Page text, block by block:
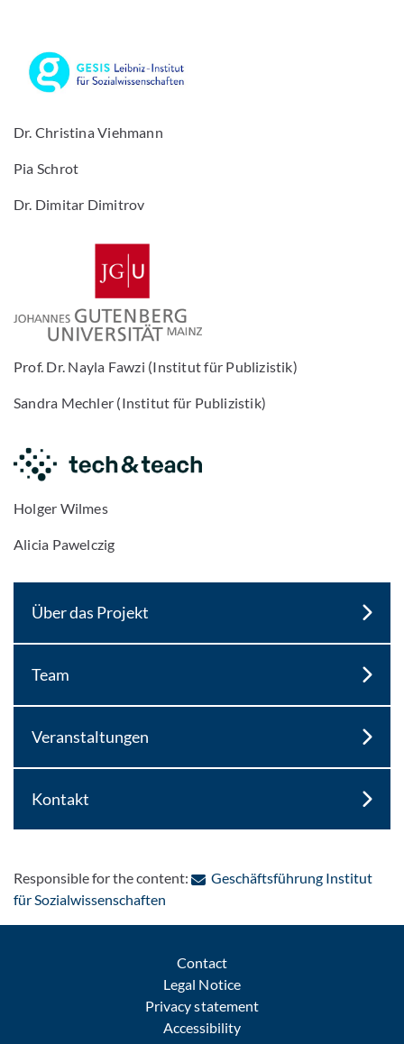
Dr. Christina Viehmann
Pia Schrot
Dr. Dimitar Dimitrov
Prof. Dr. Nayla Fawzi (Institut für Publizistik)
Sandra Mechler (Institut für Publizistik)
Holger Wilmes
Alicia Pawelczig
Über das Projekt
Team
Veranstaltungen
Kontakt
Responsible for the content:
Geschäftsführung Institut
für Sozialwissenschaften
Contact
Legal Notice
Privacy statement
Accessibility